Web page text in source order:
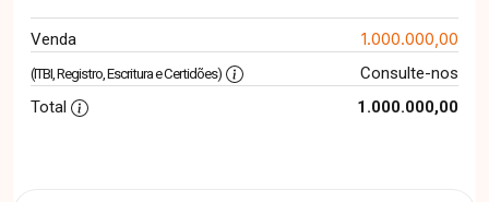
Venda 1.000.000,00
(ITBI, Registro, Escritura e Certidões)
Consulte-nos
Total
1.000.000,00